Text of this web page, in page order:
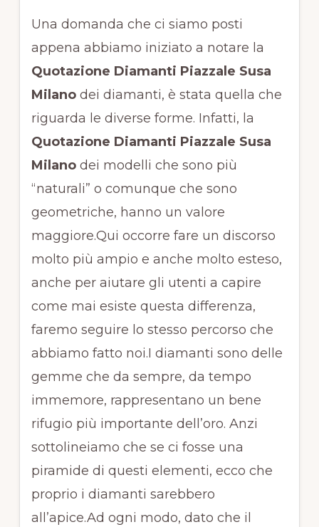
Una domanda che ci siamo posti
appena abbiamo iniziato a notare la
Quotazione Diamanti Piazzale Susa
Milanodei diamanti, è stata quella che
riguarda le diverse forme. Infatti, la
Quotazione Diamanti Piazzale Susa
Milanodei modelli che sono più
“naturali” o comunque che sono
geometriche, hanno un valore
maggiore.Qui occorre fare un discorso
molto più ampio e anche molto esteso,
anche per aiutare gli utenti a capire
come mai esiste questa differenza,
faremo seguire lo stesso percorso che
abbiamo fatto noi.I diamanti sono delle
gemme che da sempre, da tempo
immemore, rappresentano un bene
rifugio più importante dell’oro. Anzi
sottolineiamo che se ci fosse una
piramide di questi elementi, ecco che
proprio i diamanti sarebbero
all’apice.Ad ogni modo, dato che il